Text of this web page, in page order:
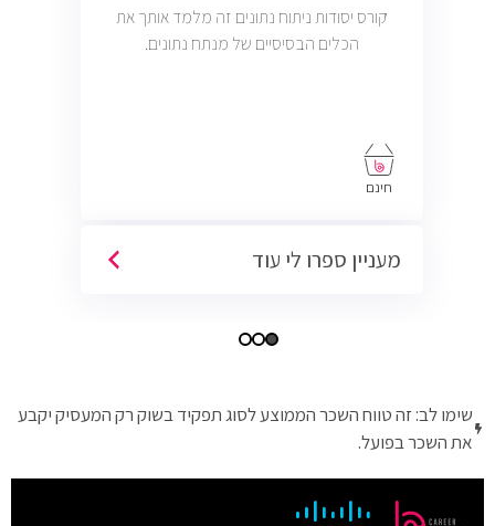
קורס יסודות ניתוח נתונים זה מלמד אותך את
הכלים הבסיסיים של מנתח נתונים.
חינם
מעניין ספרו לי עוד
שימו לב: זה טווח השכר הממוצע לסוג תפקיד בשוק רק המעסיק יקבע
את השכר בפועל.